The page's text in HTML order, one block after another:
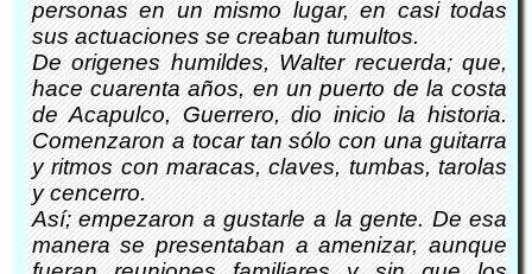
personas en un mismo lugar, en casi todas
sus actuaciones se creaban tumultos.
De origenes humildes, Walter recuerda; que,
hace cuarenta años, en un puerto de la costa
de Acapulco, Guerrero, dio inicio la historia.
Comenzaron a tocar tan sólo con una guitarra
y ritmos con maracas, claves, tumbas, tarolas
y cencerro.
Así; empezaron a gustarle a la gente. De esa
manera se presentaban a amenizar, aunque